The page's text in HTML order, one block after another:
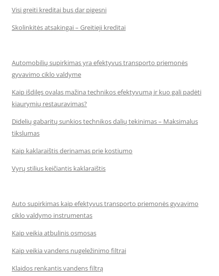
Visi greiti kreditai bus dar pigesni
Skolinkitės atsakingai – Greitieji kreditai
Automobilių supirkimas yra efektyvus transporto priemonės
gyvavimo ciklo valdyme
Kaip išdilęs ovalas mažina technikos efektyvumą ir kuo gali padėti
kiaurymių restauravimas?
Didelių gabaritų sunkios technikos dalių tekinimas – Maksimalus
tikslumas
Kaip kaklaraištis derinamas prie kostiumo
Vyrų stilius keičiantis kaklaraištis
Auto supirkimas kaip efektyvus transporto priemonės gyvavimo
ciklo valdymo instrumentas
Kaip veikia atbulinis osmosas
Kaip veikia vandens nugeležinimo filtrai
Klaidos renkantis vandens filtrą